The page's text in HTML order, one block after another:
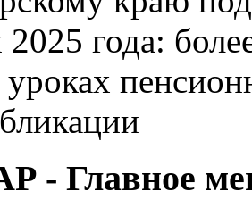
года:
уроках
- Главное